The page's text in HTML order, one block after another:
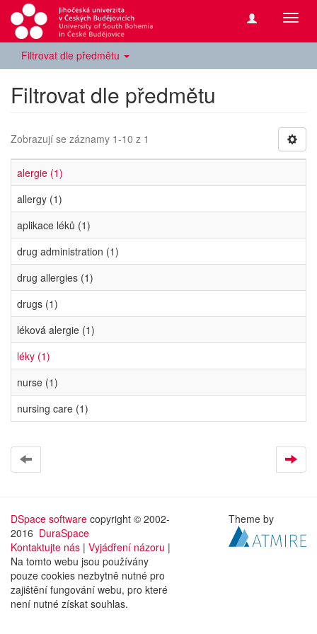
Filtrovat dle předmětu
Filtrovat dle předmětu
Zobrazují se záznamy 1-10 z 1
alergie (1)
allergy (1)
aplikace léků (1)
drug administration (1)
drug allergies (1)
drugs (1)
léková alergie (1)
léky (1)
nurse (1)
nursing care (1)
DSpace software copyright © 2002-
2016 DuraSpace
Kontaktujte nás | Vyjádření názoru |
Na tomto webu jsou používány
pouze cookies nezbytně nutné pro
zajištění fungování webu, pro které
není nutné získat souhlas.
Theme by